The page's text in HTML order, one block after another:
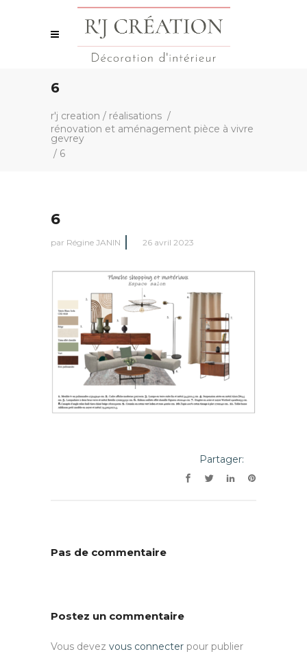
6
r'j creation / réalisations /
rénovation et aménagement pièce à vivre
gevrey
/ 6
6
par Régine JANIN 26 avril 2023
Partager:
Pas de commentaire
Postez un commentaire
Vous devez vous connecter pour publier